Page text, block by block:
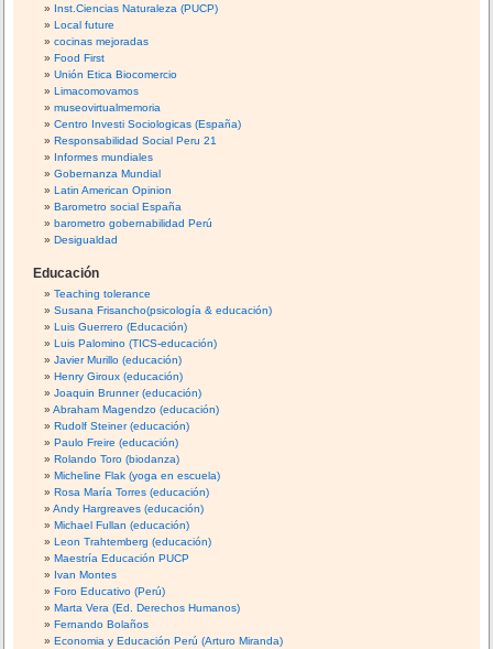
Inst.Ciencias Naturaleza (PUCP)
Local future
cocinas mejoradas
Food First
Unión Etica Biocomercio
Limacomovamos
museovirtualmemoria
Centro Investi Sociologicas (España)
Responsabilidad Social Peru 21
Informes mundiales
Gobernanza Mundial
Latin American Opinion
Barometro social España
barometro gobernabilidad Perú
Desigualdad
Educación
Teaching tolerance
Susana Frisancho(psicología & educación)
Luis Guerrero (Educación)
Luis Palomino (TICS-educación)
Javier Murillo (educación)
Henry Giroux (educación)
Joaquin Brunner (educación)
Abraham Magendzo (educación)
Rudolf Steiner (educación)
Paulo Freire (educación)
Rolando Toro (biodanza)
Micheline Flak (yoga en escuela)
Rosa María Torres (educación)
Andy Hargreaves (educación)
Michael Fullan (educación)
Leon Trahtemberg (educación)
Maestría Educación PUCP
Ivan Montes
Foro Educativo (Perú)
Marta Vera (Ed. Derechos Humanos)
Fernando Bolaños
Economia y Educación Perú (Arturo Miranda)